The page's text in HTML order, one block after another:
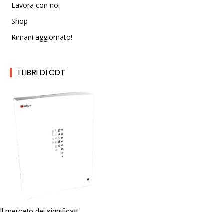
Lavora con noi
Shop
Rimani aggiornato!
I LIBRI DI CDT